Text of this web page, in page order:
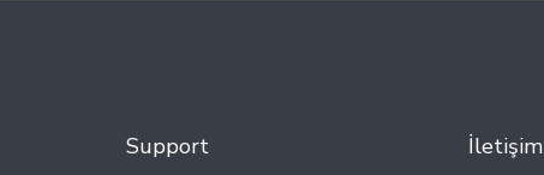
Support İletişim